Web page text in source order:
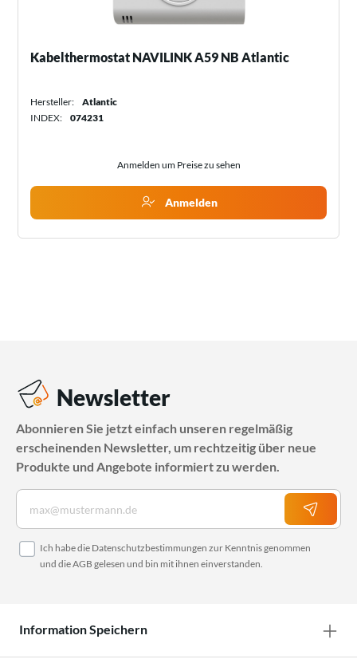
Kabelthermostat NAVILINK A59 NB Atlantic
Hersteller:
Atlantic
INDEX:
074231
Anmelden um Preise zu sehen
Anmelden
Newsletter
Abonnieren Sie jetzt einfach unseren regelmäßig
erscheinenden Newsletter, um rechtzeitig über neue
Produkte und Angebote informiert zu werden.
Ich habe die Datenschutzbestimmungen zur Kenntnis genommen
und dieAGB gelesen und bin mit ihnen einverstanden.
Information Speichern